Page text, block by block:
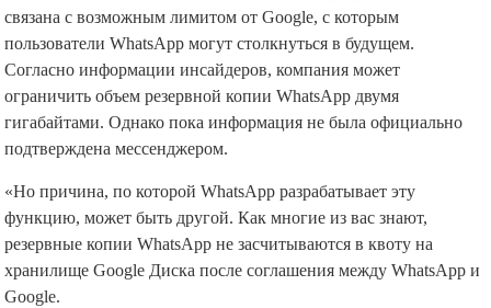
связана с возможным лимитом от Google, с которым
пользователи WhatsApp могут столкнуться в будущем.
Согласно информации инсайдеров, компания может
ограничить объем резервной копии WhatsApp двумя
гигабайтами. Однако пока информация не была официально
подтверждена мессенджером.
«Но причина, по которой WhatsApp разрабатывает эту
функцию, может быть другой. Как многие из вас знают,
резервные копии WhatsApp не засчитываются в квоту на
хранилище Google Диска после соглашения между WhatsApp и
Google.